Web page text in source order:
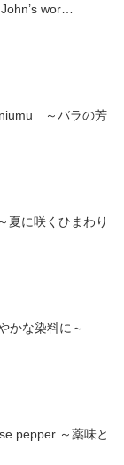
wor…
～バラの芳
に咲くひまわり
かな染料に～
pepper ～薬味と